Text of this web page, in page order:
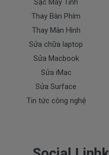
thôi nhé.
Pin máy Dell
bán là000k
( Pin Oem pin
3 sàn xuất nhé )
Pin máy Dell
Sạc Máy Tính
Thay Bàn Phím
Thay Màn Hình
Sửa chữa laptop
Sửa Macbook
Sửa iMac
Sửa Surface
Tin tức công nghệ